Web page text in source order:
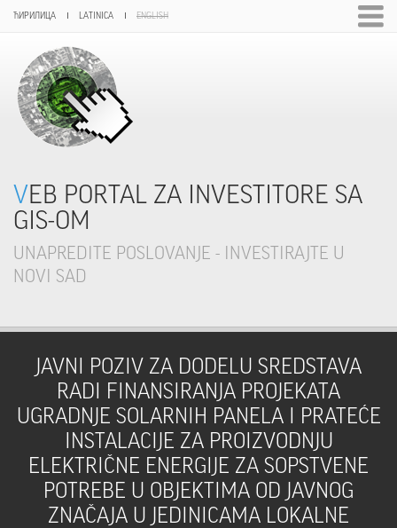
ЋИРИЛИЦА LATINICA ENGLISH
VEB PORTAL ZA INVESTITORE SA
GIS-OM
UNAPREDITE POSLOVANJE - INVESTIRAJTE U
NOVI SAD
JAVNI POZIV ZA DODELU SREDSTAVA
RADI FINANSIRANJA PROJEKATA
UGRADNJE SOLARNIH PANELA I PRATEĆE
INSTALACIJE ZA PROIZVODNJU
ELEKTRIČNE ENERGIJE ZA SOPSTVENE
POTREBE U OBJEKTIMA OD JAVNOG
ZNAČAJA U JEDINICAMA LOKALNE